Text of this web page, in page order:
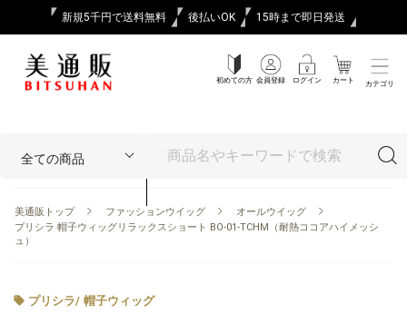
新規5千円で送料無料 後払いOK 15時まで即日発送
初めての方 会員登録 ログイン カート カテゴリ
美通販トップ ファッションウイッグ
オールウイッグ
プリシラ 帽子ウィッグリラックスショート BO-01-TCHM（耐熱ココアハイメッシ
ュ）
プリシラ/ 帽子ウィッグ